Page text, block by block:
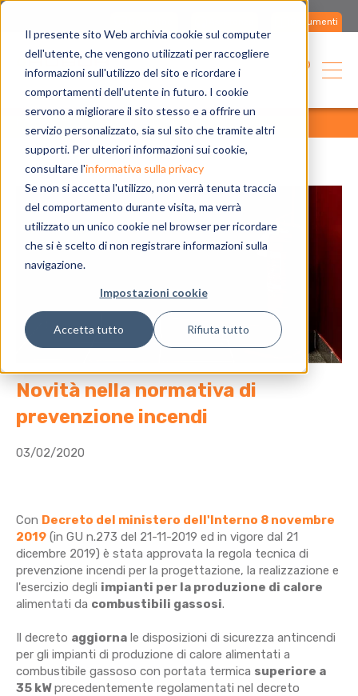
Il presente sito Web archivia cookie sul computer
dell'utente, che vengono utilizzati per raccogliere
informazioni sull'utilizzo del sito e ricordare i
comportamenti dell'utente in futuro. I cookie
servono a migliorare il sito stesso e a offrire un
servizio personalizzato, sia sul sito che tramite altri
supporti. Per ulteriori informazioni sui cookie,
consultare l'informativa sulla privacy
Se non si accetta l'utilizzo, non verrà tenuta traccia
del comportamento durante visita, ma verrà
utilizzato un unico cookie nel browser per ricordare
che si è scelto di non registrare informazioni sulla
navigazione.
Impostazioni cookie
Accetta tutto Rifiuta tutto
Documenti
Novità nella normativa di
prevenzione incendi
03/02/2020
Con Decreto del ministero dell'Interno 8 novembre
2019 (in GU n.273 del 21-11-2019 ed in vigore dal 21
dicembre 2019) è stata approvata la regola tecnica di
prevenzione incendi per la progettazione, la realizzazione e
l'esercizio degli impianti per la produzione di calore
alimentati da combustibili gassosi.
Il decreto aggiorna le disposizioni di sicurezza antincendi
per gli impianti di produzione di calore alimentati a
combustibile gassoso con portata termica superiore a
35 kWprecedentemente regolamentati nel decreto